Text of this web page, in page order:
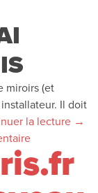
miroirs (et
Il doit
la lecture →